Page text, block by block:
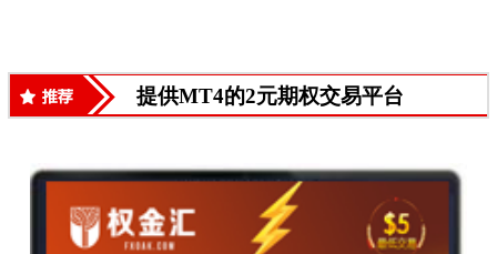
提供MT4的2元期权交易平台